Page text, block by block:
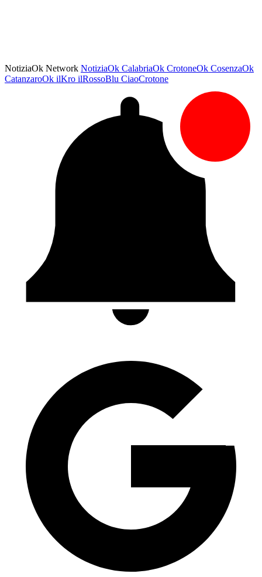
NotiziaOk Network NotiziaOk CalabriaOk CrotoneOk CosenzaOk
CatanzaroOk ilKro ilRossoBlu CiaoCrotone